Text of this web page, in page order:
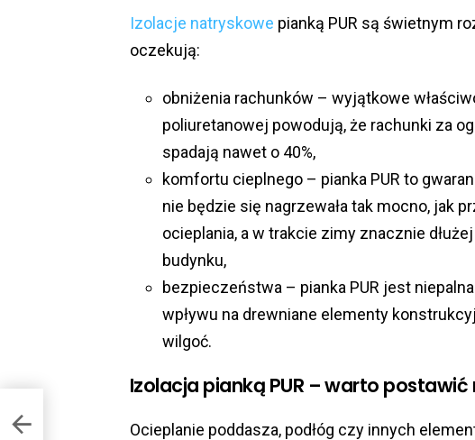
Izolacje natryskowe pianką PUR są świetnym
oczekują:
obniżenia rachunków – wyjątkowe
poliuretanowej powodują, że rachunki za
spadają nawet o 40%,
komfortu cieplnego – pianka PUR to
nie będzie się nagrzewała tak mocno, jak
ocieplania, a w trakcie zimy znacznie
budynku,
bezpieczeństwa – pianka PUR jest
wpływu na drewniane elementy
wilgoć.
Izolacja pianką PUR – warto
Ocieplanie poddasza, podłóg czy innych